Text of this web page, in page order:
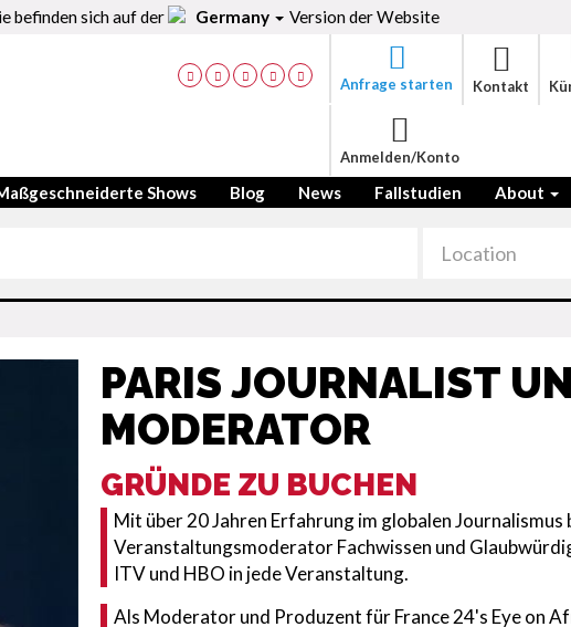
befinden sich auf der Germany Version der Website
Anfrage starten Kontakt
Anmelden/Konto
Shows Blog News Fallstudien About
PARIS JOURNALIST
MODERATOR
GRÜNDE ZU BUCHEN
Mit über 20 Jahren Erfahrung im globalen
Veranstaltungsmoderator Fachwissen und
ITV und HBO in jede Veranstaltung.
Als Moderator und Produzent für France 24's Eye on